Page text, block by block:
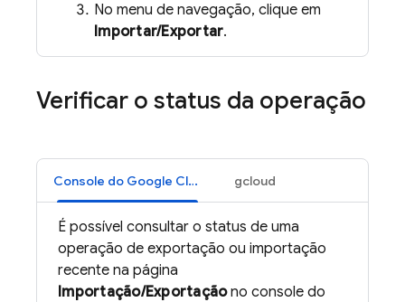
No menu de navegação, clique em
Importar/Exportar.
Verificar o status da operação
Console do Google Cloud gcloud
É possível consultar o status de uma
operação de exportação ou importação
recente na página
Importação/Exportaçãono console do